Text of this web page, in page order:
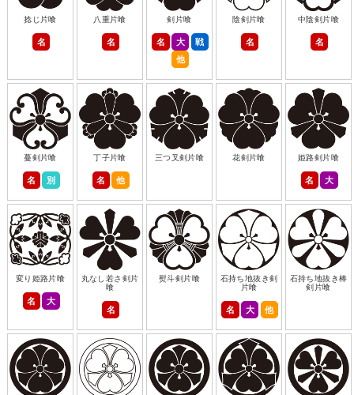
捻じ片喰
名
八重片喰
名
剣片喰
名 大
戦
他
陰剣片喰
名
中陰剣片喰
名
蔓剣片喰
名 別
丁子片喰
名 他
三つ叉剣片喰 花剣片喰 姫路剣片喰
名 大
変り姫路片喰
名 大
丸なし若さ剣片
喰
名
熨斗剣片喰
石持ち地抜き剣
片喰
名 大 他
石持ち地抜き棒
剣片喰